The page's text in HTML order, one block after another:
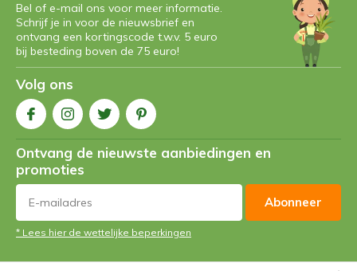
Bel of e-mail ons voor meer informatie.
Schrijf je in voor de nieuwsbrief en
ontvang een kortingscode t.w.v. 5 euro
bij besteding boven de 75 euro!
Volg ons
Ontvang de nieuwste aanbiedingen en
promoties
Abonneer
* Lees hier de wettelijke beperkingen